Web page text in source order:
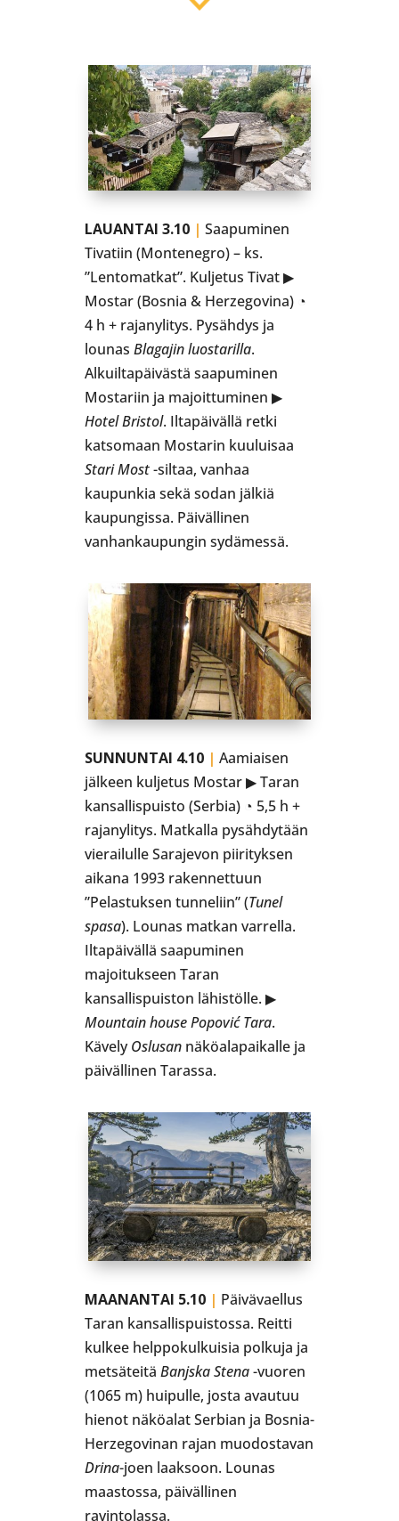
LAUANTAI 3.10 | Saapuminen
Tivatiin (Montenegro) – ks.
”Lentomatkat”. Kuljetus Tivat ▶
Mostar (Bosnia & Herzegovina) ◔
4 h + rajanylitys. Pysähdys ja
lounas Blagajin luostarilla.
Alkuiltapäivästä saapuminen
Mostariin ja majoittuminen ▶
Hotel Bristol. Iltapäivällä retki
katsomaan Mostarin kuuluisaa
Stari Most-siltaa, vanhaa
kaupunkia sekä sodan jälkiä
kaupungissa. Päivällinen
vanhankaupungin sydämessä.
SUNNUNTAI 4.10 | Aamiaisen
jälkeen kuljetus Mostar ▶ Taran
kansallispuisto (Serbia) ◔ 5,5 h +
rajanylitys. Matkalla pysähdytään
vierailulle Sarajevon piirityksen
aikana 1993 rakennettuun
”Pelastuksen tunneliin” (Tunel
spasa). Lounas matkan varrella.
Iltapäivällä saapuminen
majoitukseen Taran
kansallispuiston lähistölle. ▶
Mountain house Popović Tara.
KävelyOslusannäköalapaikalle ja
päivällinen Tarassa.
MAANANTAI 5.10 | Päivävaellus
Taran kansallispuistossa. Reitti
kulkee helppokulkuisia polkuja ja
metsäteitä Banjska Stena-vuoren
(1065 m) huipulle, josta avautuu
hienot näköalat Serbian ja Bosnia-
Herzegovinan rajan muodostavan
Drina-joen laaksoon. Lounas
maastossa, päivällinen
ravintolassa.